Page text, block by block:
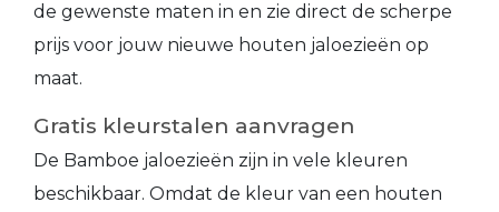
de gewenste maten in en zie direct de scherpe
prijs voor jouw nieuwe houten jaloezieën op
maat.
Gratis kleurstalen aanvragen
De Bamboe jaloezieën zijn in vele kleuren
beschikbaar. Omdat de kleur van een houten